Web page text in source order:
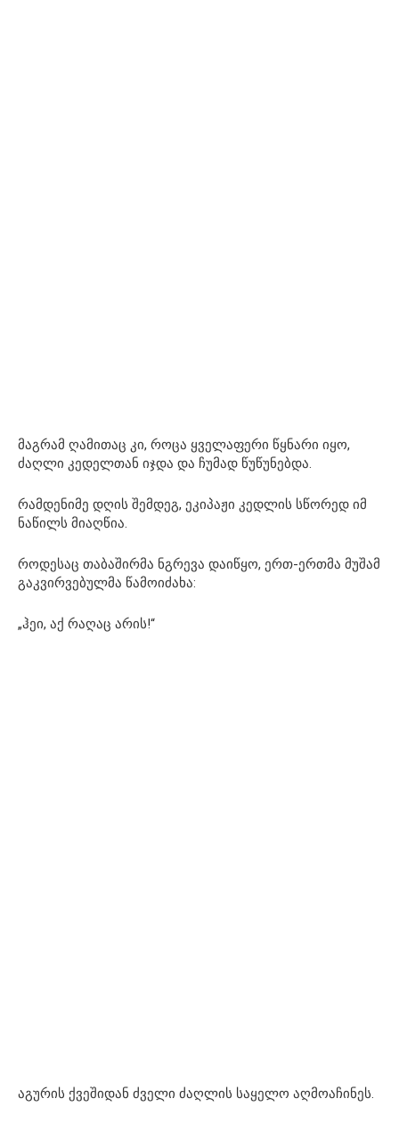
მაგრამ ღამითაც კი, როცა ყველაფერი წყნარი იყო,
ძაღლი კედელთან იჯდა და ჩუმად წუწუნებდა.
რამდენიმე დღის შემდეგ, ეკიპაჟი კედლის სწორედ იმ
ნაწილს მიაღწია.
როდესაც თაბაშირმა ნგრევა დაიწყო, ერთ-ერთმა მუშამ
გაკვირვებულმა წამოიძახა:
„ჰეი, აქ რაღაც არის!“
აგურის ქვეშიდან ძველი ძაღლის საყელო აღმოაჩინეს.